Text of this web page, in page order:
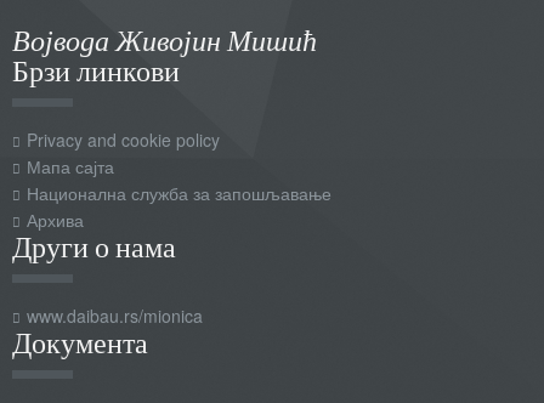
Војвода Живојин Мишић
Брзи линкови
Privacy and cookie policy
Мапа сајта
Национална служба за запошљавање
Архива
Други о нама
www.daibau.rs/mionica
Документа